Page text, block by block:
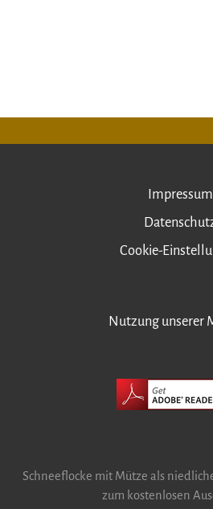
Impressum
Cookie-
Nutzung unserer
Schneeflocke mit Mütze als
zum kostenlosen